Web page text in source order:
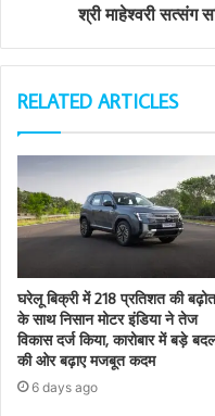
श्री माहेश्वरी सत्संग
RELATED ARTICLES
घरेलू बिक्री में 218 प्रतिशत की
के साथ निसान मोटर इंडिया ने तेज
विकास दर्ज किया, कारोबार में बड़े
की ओर बढ़ाए मजबूत कदम
6 days ago